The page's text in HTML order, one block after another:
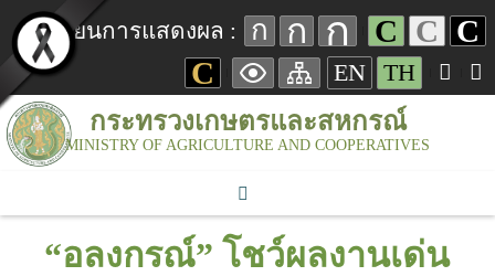
เปลี่ยนการแสดงผล : ก ก ก C C C
C
EN TH
กระทรวงเกษตรและสหกรณ์
MINISTRY OF AGRICULTURE AND COOPERATIVES
“อลงกรณ์” โชว์ผลงานเด่น